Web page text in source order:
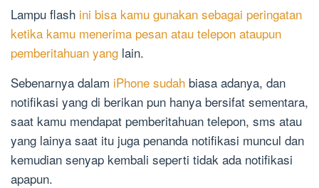
Lampu flash ini bisa kamu gunakan sebagai peringatan
ketika kamu menerima pesan atau telepon ataupun
pemberitahuan yang lain.
Sebenarnya dalam iPhone sudah biasa adanya, dan
notifikasi yang di berikan pun hanya bersifat sementara,
saat kamu mendapat pemberitahuan telepon, sms atau
yang lainya saat itu juga penanda notifikasi muncul dan
kemudian senyap kembali seperti tidak ada notifikasi
apapun.